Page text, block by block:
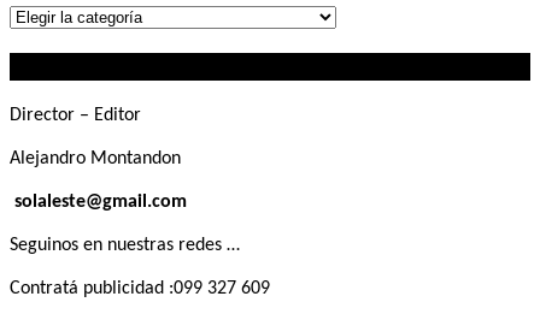
Lo
Director – Editor
Alejandro Montandon
solaleste@gmail.com
Seguinos en nuestras redes …
Contratá publicidad :099 327 609